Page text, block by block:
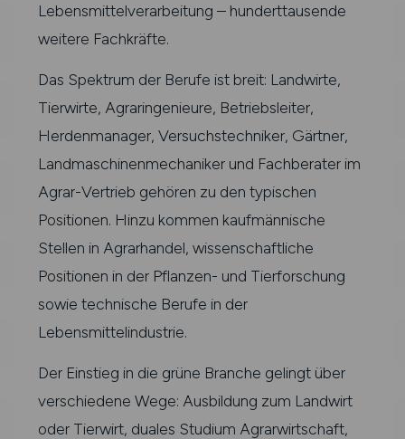
Lebensmittelverarbeitung – hunderttausende
weitere Fachkräfte.
Das Spektrum der Berufe ist breit: Landwirte,
Tierwirte, Agraringenieure, Betriebsleiter,
Herdenmanager, Versuchstechniker, Gärtner,
Landmaschinenmechaniker und Fachberater im
Agrar-Vertrieb gehören zu den typischen
Positionen. Hinzu kommen kaufmännische
Stellen in Agrarhandel, wissenschaftliche
Positionen in der Pflanzen- und Tierforschung
sowie technische Berufe in der
Lebensmittelindustrie.
Der Einstieg in die grüne Branche gelingt über
verschiedene Wege: Ausbildung zum Landwirt
oder Tierwirt, duales Studium Agrarwirtschaft,